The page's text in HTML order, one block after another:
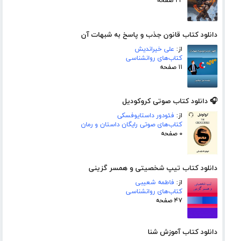
دانلود کتاب قانون جذب و پاسخ به شبهات آن
از: علی خیراندیش
کتاب‌های روانشناسی
۱۱ صفحه
🎧 دانلود کتاب صوتی کروکودیل
از: فئودور داستایوفسکی
کتاب‌های صوتی رایگان داستان و رمان
۰ صفحه
دانلود کتاب تیپ شخصیتی و همسر گزینی
از: فاطمه شعیبی
کتاب‌های روانشناسی
۴۷ صفحه
دانلود کتاب آموزش شنا